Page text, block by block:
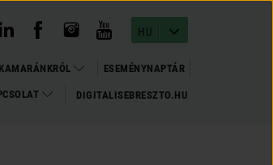
megnyitása
(open in new window)facebook megnyitása
(open in new window)instagram megnyitása
(open in new window)youtube megnyitása
(open in new window)
HU
KAMARÁNKRÓL ESEMÉNYNAPTÁR
DIGITALISEBRESZTO.HU